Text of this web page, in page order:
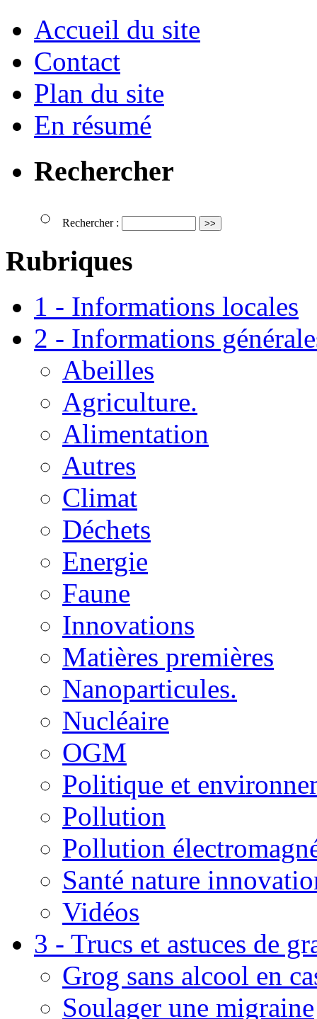
Accueil du site
Contact
Plan du site
En résumé
Rechercher
Rechercher :
Rubriques
1 - Informations locales
2 - Informations
Abeilles
Agriculture.
Alimentation
Autres
Climat
Déchets
Energie
Faune
Innovations
Matières premières
Nanoparticules.
Nucléaire
OGM
Politique et
Pollution
Pollution
Santé nature
Vidéos
3 - Trucs et astuces de
Grog sans alcool en
Soulager une migraine